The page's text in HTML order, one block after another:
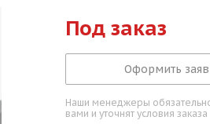
Под заказ
Оформить
Наши менеджеры
вами и уточнят условия заказа